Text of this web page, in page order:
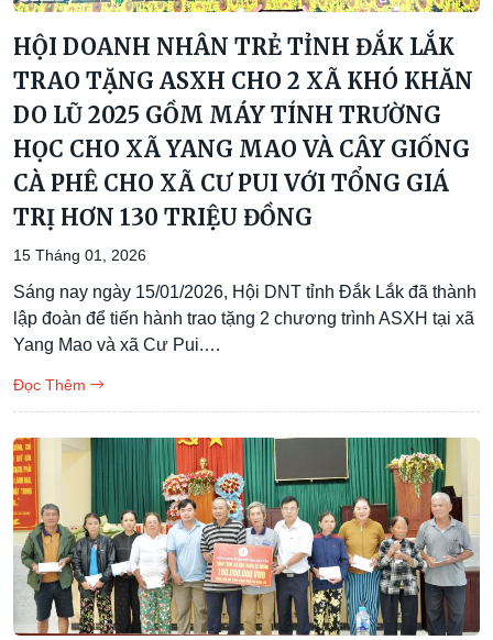
HỘI DOANH NHÂN TRẺ TỈNH ĐẮK LẮK
TRAO TẶNG ASXH CHO 2 XÃ KHÓ KHĂN
DO LŨ 2025 GỒM MÁY TÍNH TRƯỜNG
HỌC CHO XÃ YANG MAO VÀ CÂY GIỐNG
CÀ PHÊ CHO XÃ CƯ PUI VỚI TỔNG GIÁ
TRỊ HƠN 130 TRIỆU ĐỒNG
15 Tháng 01, 2026
Sáng nay ngày 15/01/2026, Hội DNT tỉnh Đắk Lắk đã thành
lập đoàn để tiến hành trao tặng 2 chương trình ASXH tại xã
Yang Mao và xã Cư Pui.…
Đọc Thêm